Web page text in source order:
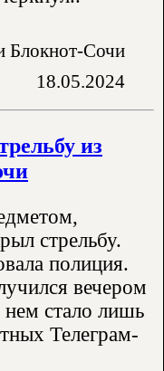
Блокнот-Сочи
18.05.2024
из
стрельбу.
полиция.
вечером
нем стало лишь
Телеграм-